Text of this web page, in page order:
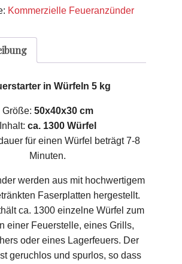
Kommerzielle Feueranzünder
in Würfeln 5 kg
Größe: 50x40x30 cm
Inhalt: ca. 1300 Würfel
für einen Würfel beträgt 7-8
Minuten.
werden aus mit hochwertigem
Faserplatten hergestellt.
ca. 1300 einzelne Würfel zum
einer Feuerstelle, eines Grills,
oder eines Lagerfeuers. Der
geruchlos und spurlos, so dass